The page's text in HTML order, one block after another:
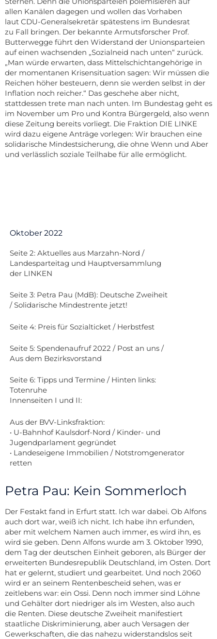
allen Kanälen dagegen und wollen das Vorhaben
laut CDU-Generalsekretär spätestens im Bundesrat
zu Fall bringen. Der bekannte Armutsforscher Prof.
Butterwegge führt den Widerstand der Unionsparteien
auf einen wachsenden „Sozialneid nach unten“ zurück.
„Man würde erwarten, dass Mittelschichtangehörige in
der momentanen Krisensituation sagen: Wir müssen die
Reichen höher besteuern, denn sie werden selbst in der
Inflation noch reicher.“ Das geschehe aber nicht,
stattdessen trete man nach unten. Im Bundestag geht es
im November um Pro und Kontra Bürgergeld, also wenn
diese Zeitung bereits vorliegt. Die Fraktion DIE LINKE
wird dazu eigene Anträge vorlegen: Wir brauchen eine
solidarische Mindestsicherung, die ohne Wenn und Aber
und verlässlich soziale Teilhabe für alle ermöglicht.
Oktober 2022
Seite 2: Aktuelles aus Marzahn-Nord /
Landesparteitag und Hauptversammlung
der LINKEN
Seite 3: Petra Pau (MdB): Deutsche Zweiheit
/ Solidarische Mindestrente jetzt!
Seite 4: Preis für Sozialticket / Herbstfest
Seite 5: Spendenaufruf 2022 / Post an uns /
Aus dem Bezirksvorstand
Seite 6: Tipps und Termine / Hinten links:
Totenruhe
Innenseiten I und II:
Aus der BVV-Linksfraktion:
• U-Bahnhof Kaulsdorf-Nord / Kinder- und
Jugendparlament gegründet
• Landeseigene Immobilien / Notstromgenerator
retten
Petra Pau: Kein Sommerloch
Der Festakt fand in Erfurt statt. Ich war dabei. Ob Alfons
auch dort war, weiß ich nicht. Ich habe ihn erfunden,
aber mit welchem Namen auch immer, es wird ihn, es
wird sie geben. Denn Alfons wurde am 3. Oktober 1990,
dem Tag der deutschen Einheit geboren, als Bürger der
erweiterten Bundesrepublik Deutschland, im Osten. Dort
hat er gelernt, studiert und gearbeitet. Und noch 2060
wird er an seinem Rentenbescheid sehen, was er
zeitlebens war: ein Ossi. Denn noch immer sind Löhne
und Gehälter dort niedriger als im Westen, also auch
die Renten. Diese deutsche Zweiheit manifestiert
staatliche Diskriminierung, aber auch Versagen der
Gewerkschaften, die das nahezu widerstandslos seit